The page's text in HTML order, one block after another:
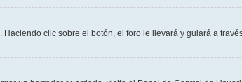
clic sobre el botón, el foro le llevará y guiará a